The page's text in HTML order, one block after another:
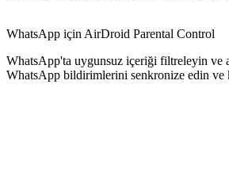
WhatsApp için AirDroid Parental Control
WhatsApp'ta uygunsuz içeriği filtreleyin ve
WhatsApp bildirimlerini senkronize edin ve